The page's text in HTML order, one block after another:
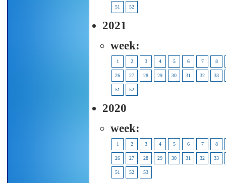
51 52
2021
week:
1 2 3 4 5 6 7 8
26 27 28 29 30 31 32 33
51 52
2020
week:
1 2 3 4 5 6 7 8
26 27 28 29 30 31 32 33
51 52 53